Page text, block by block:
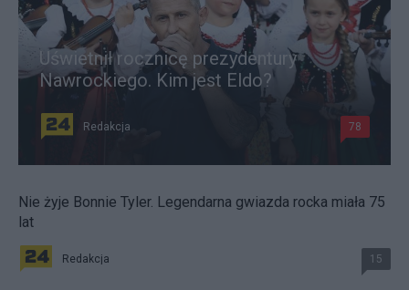
Uświetnił rocznicę prezydentury
Nawrockiego. Kim jest Eldo?
Redakcja 78
Nie żyje Bonnie Tyler. Legendarna gwiazda rocka miała 75
lat
Redakcja 15